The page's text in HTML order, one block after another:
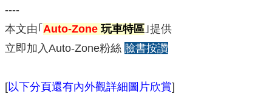
----
本文由｢ Auto-Zone 玩車特區 ｣提供
立即加入Auto-Zone粉絲 臉書按讚
[以下分頁還有內外觀詳細圖片欣賞]